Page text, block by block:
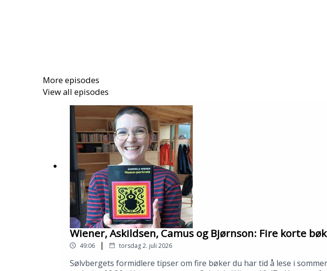
More episodes
View all episodes
Wiener, Askildsen, Camus og Bjørnson: Fire korte
49:06 | torsdag 2. juli 2026
Sølvbergets formidlere tipser om fire bøker du har tid å lese i